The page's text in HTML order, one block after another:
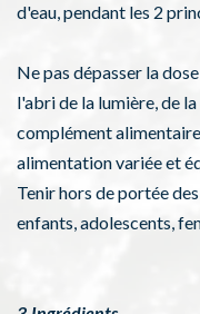
d'eau, pendant les 2
Ne pas dépasser la
l'abri de la lumière, de
complément
alimentation variée et
Tenir hors de portée
enfants, adolescents,